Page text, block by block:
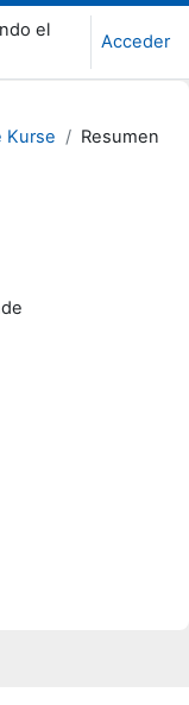
el
Acceder
Kurse Resumen